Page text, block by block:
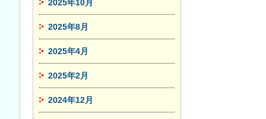
2025年10月
2025年8月
2025年4月
2025年2月
2024年12月